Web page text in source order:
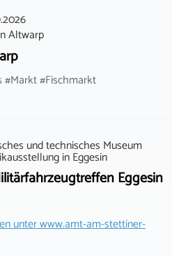
Altwarp
#Fischmarkt
und technisches Museum
inEggesin
Eggesin
unterwww.amt-am-stettiner-